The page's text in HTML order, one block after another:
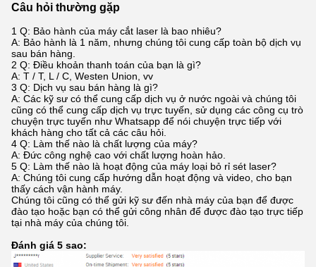
Câu hỏi thường gặp
1 Q: Bảo hành của máy cắt laser là bao nhiêu?
A: Bảo hành là 1 năm, nhưng chúng tôi cung cấp toàn bộ dịch vụ
sau bán hàng.
2 Q: Điều khoản thanh toán của bạn là gì?
A: T / T, L / C, Westen Union, vv
3 Q: Dịch vụ sau bán hàng là gì?
A: Các kỹ sư có thể cung cấp dịch vụ ở nước ngoài và chúng tôi
cũng có thể cung cấp dịch vụ trực tuyến, sử dụng các công cụ trò
chuyện trực tuyến như Whatsapp để nói chuyện trực tiếp với
khách hàng cho tất cả các câu hỏi.
4 Q: Làm thế nào là chất lượng của máy?
A: Đức công nghệ cao với chất lượng hoàn hảo.
5 Q: Làm thế nào là hoạt động của máy loại bỏ rỉ sét laser?
A: Chúng tôi cung cấp hướng dẫn hoạt động và video, cho bạn
thấy cách vận hành máy.
Chúng tôi cũng có thể gửi kỹ sư đến nhà máy của bạn để được
đào tạo hoặc bạn có thể gửi công nhân để được đào tạo trực tiếp
tại nhà máy của chúng tôi.
Đánh giá 5 sao: